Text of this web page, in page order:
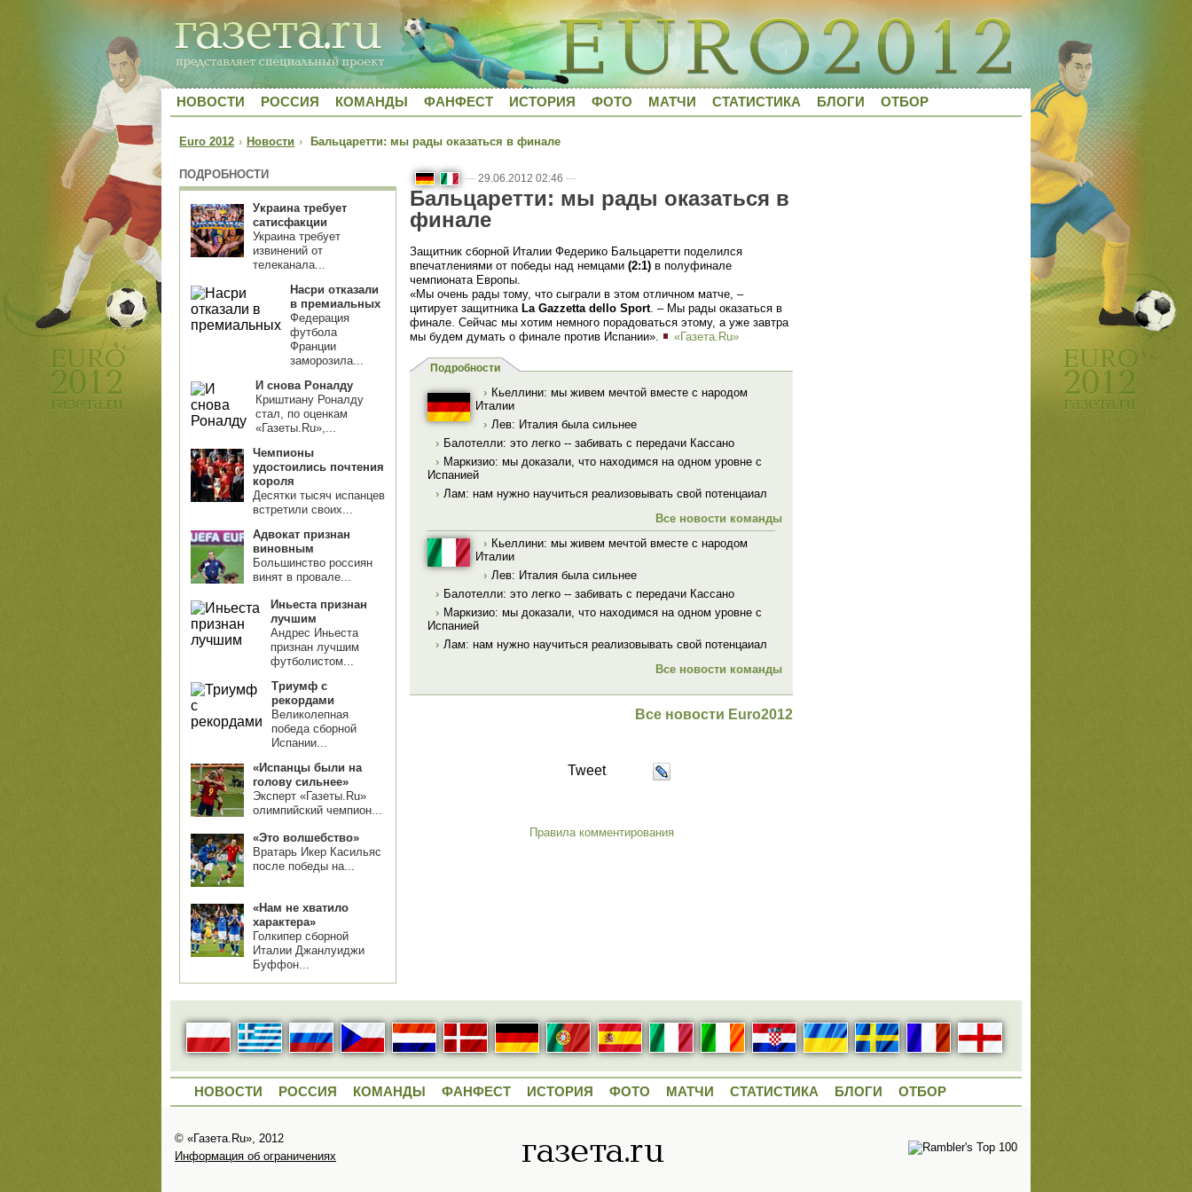
НОВОСТИ РОССИЯ КОМАНДЫ ФАНФЕСТ ИСТОРИЯ ФОТО МАТЧИ СТАТИСТИКА БЛОГИ ОТБОР
Euro 2012 › Новости › Бальцаретти: мы рады оказаться в финале
ПОДРОБНОСТИ
Украина требует
сатисфакции
Украина требует
извинений от
телеканала...
Насри отказали
в премиальных
Федерация
футбола
Франции
заморозила...
И снова Роналду
Криштиану Роналду
стал, по оценкам
«Газеты.Ru»,...
Чемпионы
удостоились почтения
короля
Десятки тысяч испанцев
встретили своих...
Адвокат признан
виновным
Большинство россиян
винят в провале...
Иньеста признан
лучшим
Андрес Иньеста
признан лучшим
футболистом...
Триумф с
рекордами
Великолепная
победа сборной
Испании...
«Испанцы были на
голову сильнее»
Эксперт «Газеты.Ru»
олимпийский чемпион...
«Это волшебство»
Вратарь Икер Касильяс
после победы на...
«Нам не хватило
характера»
Голкипер сборной
Италии Джанлуиджи
Буффон...
— 29.06.2012 02:46 —
Бальцаретти: мы рады оказаться в
финале
Защитник сборной Италии Федерико Бальцаретти поделился
впечатлениями от победы над немцами (2:1) в полуфинале
чемпионата Европы.
«Мы очень рады тому, что сыграли в этом отличном матче, –
цитирует защитника La Gazzetta dello Sport. – Мы рады оказаться в
финале. Сейчас мы хотим немного порадоваться этому, а уже завтра
мы будем думать о финале против Испании».
«Газета.Ru»
Подробности
› Кьеллини: мы живем мечтой вместе с народом
Италии
› Лев: Италия была сильнее
› Балотелли: это легко -- забивать с передачи Кассано
› Маркизио: мы доказали, что находимся на одном уровне с
Испанией
› Лам: нам нужно научиться реализовывать свой потенцаиал
Все новости команды
› Кьеллини: мы живем мечтой вместе с народом
Италии
› Лев: Италия была сильнее
› Балотелли: это легко -- забивать с передачи Кассано
› Маркизио: мы доказали, что находимся на одном уровне с
Испанией
› Лам: нам нужно научиться реализовывать свой потенцаиал
Все новости команды
Все новости Euro2012
Tweet
Правила комментирования
НОВОСТИ РОССИЯ КОМАНДЫ ФАНФЕСТ ИСТОРИЯ ФОТО МАТЧИ СТАТИСТИКА БЛОГИ ОТБОР
© «Газета.Ru», 2012
Информация об ограничениях